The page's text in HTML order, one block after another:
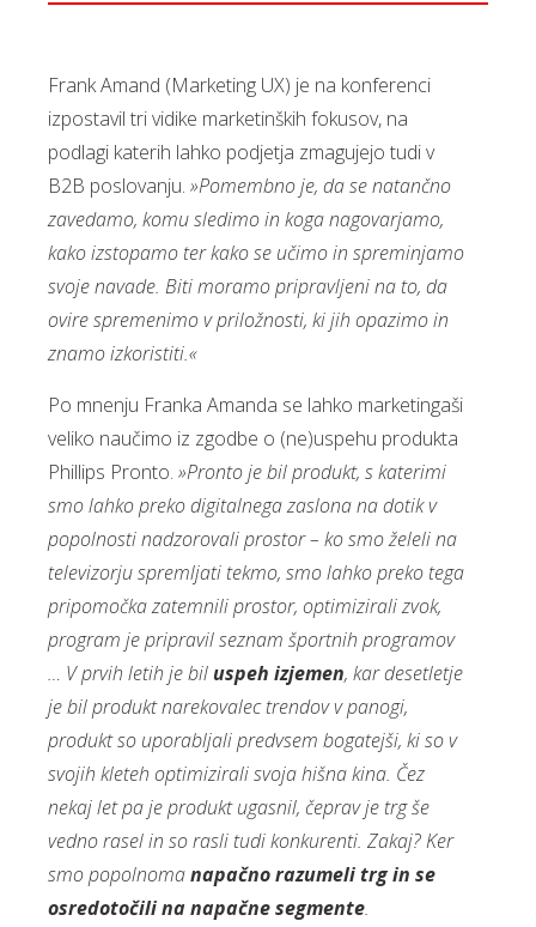
Frank Amand (Marketing UX) je na konferenci
izpostavil tri vidike marketinških fokusov, na
podlagi katerih lahko podjetja zmagujejo tudi v
B2B poslovanju. »Pomembno je, da se natančno
zavedamo, komu sledimo in koga nagovarjamo,
kako izstopamo ter kako se učimo in spreminjamo
svoje navade. Biti moramo pripravljeni na to, da
ovire spremenimo v priložnosti, ki jih opazimo in
znamo izkoristiti.«
Po mnenju Franka Amanda se lahko marketingaši
veliko naučimo iz zgodbe o (ne)uspehu produkta
Phillips Pronto. »Pronto je bil produkt, s katerimi
smo lahko preko digitalnega zaslona na dotik v
popolnosti nadzorovali prostor – ko smo želeli na
televizorju spremljati tekmo, smo lahko preko tega
pripomočka zatemnili prostor, optimizirali zvok,
program je pripravil seznam športnih programov
… V prvih letih je bil uspeh izjemen, kar desetletje
je bil produkt narekovalec trendov v panogi,
produkt so uporabljali predvsem bogatejši, ki so v
svojih kleteh optimizirali svoja hišna kina. Čez
nekaj let pa je produkt ugasnil, čeprav je trg še
vedno rasel in so rasli tudi konkurenti. Zakaj? Ker
smo popolnomanapačno razumeli trg in se
osredotočili na napačne segmente.